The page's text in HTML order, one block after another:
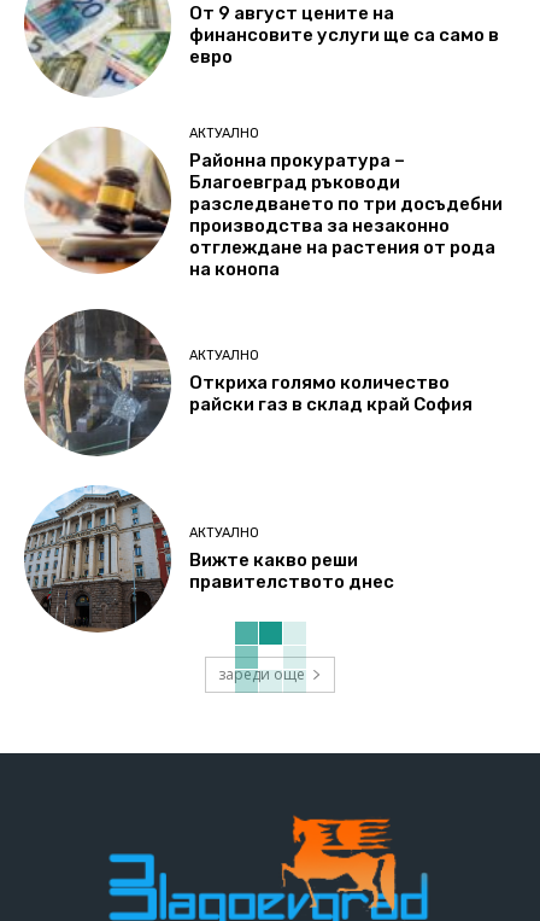
От 9 август цените на
финансовите услуги ще са само в
евро
АКТУАЛНО
Районна прокуратура –
Благоевград ръководи
разследването по три досъдебни
производства за незаконно
отглеждане на растения от рода
на конопа
АКТУАЛНО
Откриха голямо количество
райски газ в склад край София
АКТУАЛНО
Вижте какво реши
правителството днес
зареди още